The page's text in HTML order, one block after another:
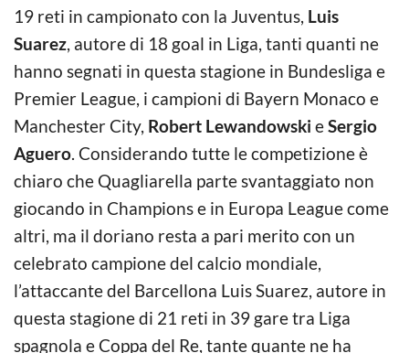
19 reti in campionato con la Juventus, Luis
Suarez, autore di 18 goal in Liga, tanti quanti ne
hanno segnati in questa stagione in Bundesliga e
Premier League, i campioni di Bayern Monaco e
Manchester City, Robert Lewandowski eSergio
Aguero. Considerando tutte le competizione è
chiaro che Quagliarella parte svantaggiato non
giocando in Champions e in Europa League come
altri, ma il doriano resta a pari merito con un
celebrato campione del calcio mondiale,
l’attaccante del Barcellona Luis Suarez, autore in
questa stagione di 21 reti in 39 gare tra Liga
spagnola e Coppa del Re, tante quante ne ha